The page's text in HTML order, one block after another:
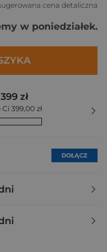
cena detaliczna
w poniedziałek.
zł
399,00 zł
DOŁĄCZ